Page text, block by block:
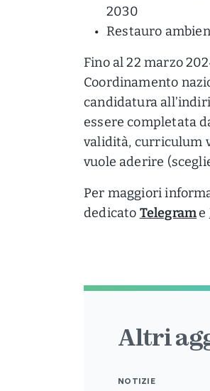
2030
Restauro
Fino al 22 marzo
Coordinamento
candidatura
essere completata
validità, curriculum
vuole aderire
Per maggiori
dedicato Telegrame
Altri
NOTIZIE